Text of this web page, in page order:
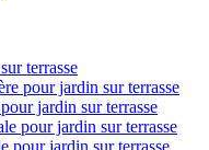
terrasse
pour jardin sur terrasse
jardin sur terrasse
pour jardin sur terrasse
pour jardin sur terrasse